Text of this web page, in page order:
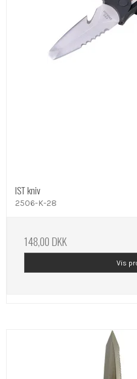
IST kniv
2506-K-28
148,00 DKK
Vis